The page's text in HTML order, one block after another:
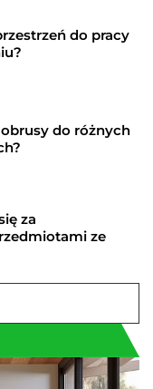
do pracy
do różnych
za
ze